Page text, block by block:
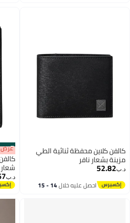
الطي
14 - 15
00m:00s
·
100% Left عرض برق
كالفن كلاين محفظة جلدية بنقش
شعار شمال جنوب
احصل عليه خلال 14 - 15